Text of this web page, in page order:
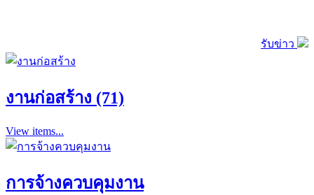
รับข่าว
งานก่อสร้าง (71)
View items...
การจ้างควบคุมงาน